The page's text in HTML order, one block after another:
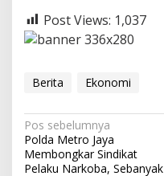
Post Views: 1,037
Berita Ekonomi
N
a
Pos sebelumnya
Polda Metro Jaya
Membongkar Sindikat
Pelaku Narkoba, Sebanyak